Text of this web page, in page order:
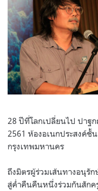
28 ปีที่โลกเปลี่ยนไป ปาฐก
2561 ห้องอเนกประสงค์ชั้น
กรุงเทพมหานคร
ถึงมิตรผู้ร่วมเส้นทางอนุรั
สู่ค่ำคืนคืนหนึ่งร่วมกันสักค